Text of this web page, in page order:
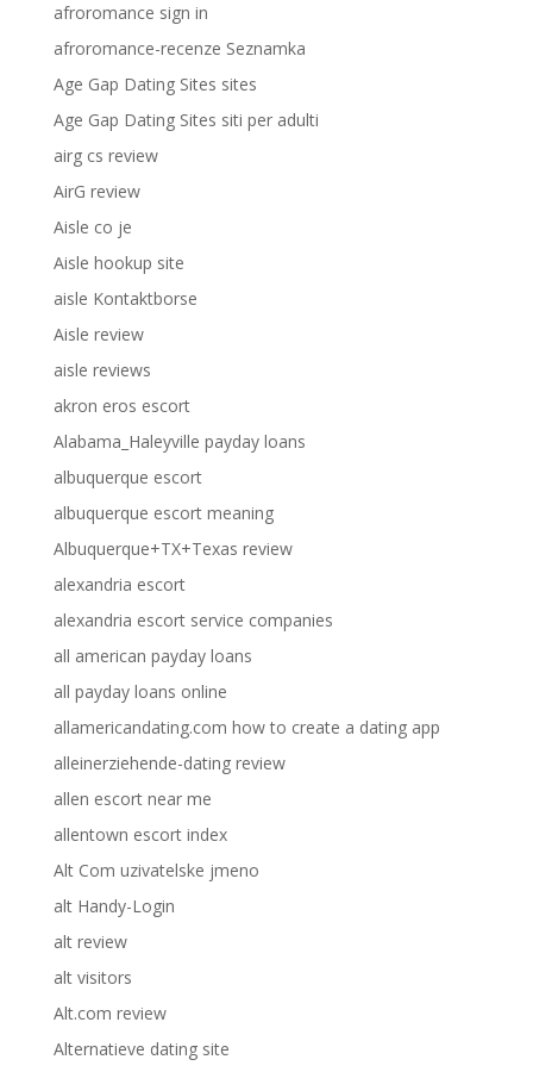
afroromance sign in
afroromance-recenze Seznamka
Age Gap Dating Sites sites
Age Gap Dating Sites siti per adulti
airg cs review
AirG review
Aisle co je
Aisle hookup site
aisle Kontaktborse
Aisle review
aisle reviews
akron eros escort
Alabama_Haleyville payday loans
albuquerque escort
albuquerque escort meaning
Albuquerque+TX+Texas review
alexandria escort
alexandria escort service companies
all american payday loans
all payday loans online
allamericandating.com how to create a dating app
alleinerziehende-dating review
allen escort near me
allentown escort index
Alt Com uzivatelske jmeno
alt Handy-Login
alt review
alt visitors
Alt.com review
Alternatieve dating site